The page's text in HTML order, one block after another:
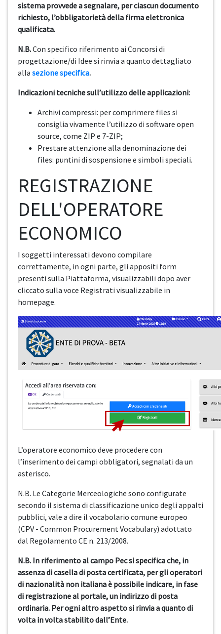
sistema provvede a segnalare, per ciascun documento
richiesto, l’obbligatorietà della firma elettronica
qualificata.
N.B.Con specifico riferimento ai Concorsi di
progettazione/di Idee si rinvia a quanto dettagliato
alla sezione specifica.
Indicazioni tecniche sull’utilizzo delle applicazioni:
Archivi compressi: per comprimere files si
consiglia vivamente l’utilizzo di software open
source, come ZIP e 7-ZIP;
Prestare attenzione alla denominazione dei
files: puntini di sospensione e simboli speciali.
REGISTRAZIONE
DELL'OPERATORE
ECONOMICO
I soggetti interessati devono compilare
correttamente, in ogni parte, gli appositi form
presenti sulla Piattaforma, visualizzabili dopo aver
cliccato sulla voce Registrati visualizzabile in
homepage.
L’operatore economico deve procedere con
l’inserimento dei campi obbligatori, segnalati da un
asterisco.
N.B. Le Categorie Merceologiche sono configurate
secondo il sistema di classificazione unico degli appalti
pubblici, vale a dire il vocabolario comune europeo
(CPV - Common Procurement Vocabulary) adottato
dal Regolamento CE n. 213/2008.
N.B. In riferimento al campo Pec si specifica che, in
assenza di casella di posta certificata, per gli operatori
di nazionalità non italiana è possibile indicare, in fase
di registrazione al portale, un indirizzo di posta
ordinaria. Per ogni altro aspetto si rinvia a quanto di
volta in volta stabilito dall’Ente.